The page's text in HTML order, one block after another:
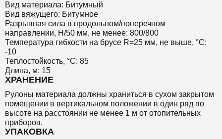
Вид материала: Битумный
Вид вяжущего: Битумное
Разрывная сила в продольном/поперечном
направлении, Н/50 мм, не менее: 800/800
Температура гибкости на брусе R=25 мм, не выше, °C:
-10
Теплостойкость, °C: 85
Длина, м: 15
ХРАНЕНИЕ
Рулоны материала должны храниться в сухом закрытом
помещении в вертикальном положении в один ряд по
высоте на расстоянии не менее 1 м от отопительных
приборов.
УПАКОВКА